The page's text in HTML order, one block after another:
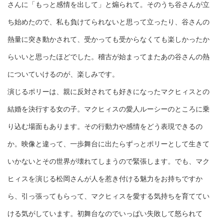
さんに「もっと感情を出して」と煽られて。そのうち谷さんが立
ち始めたので、私も負けてられないと思って立ったり、谷さんの
熱量に突き動かされて、受かっても受からなくても楽しかったか
らいいと思ったほどでした。稽古が始まってまたあの谷さんの熱
についていけるのが、楽しみです。
演じるポリーは、親に反対されても好きになったマクヒィスとの
結婚を決行する女の子。マクヒィスの愛人ルーシーのところに乗
り込む場面もあります。その行動力や感情をどう表現できるの
か。映像と違って、一歩舞台に出たらずっとポリーとして生きて
いかないとその世界が壊れてしまうので緊張します。でも、マク
ヒィスを演じる松岡さんが人を惹き付ける魅力をお持ちですか
ら、引っ張ってもらって、マクヒィスを愛する気持ちを育ててい
ける気がしています。初舞台なのでいっぱい失敗して怒られて